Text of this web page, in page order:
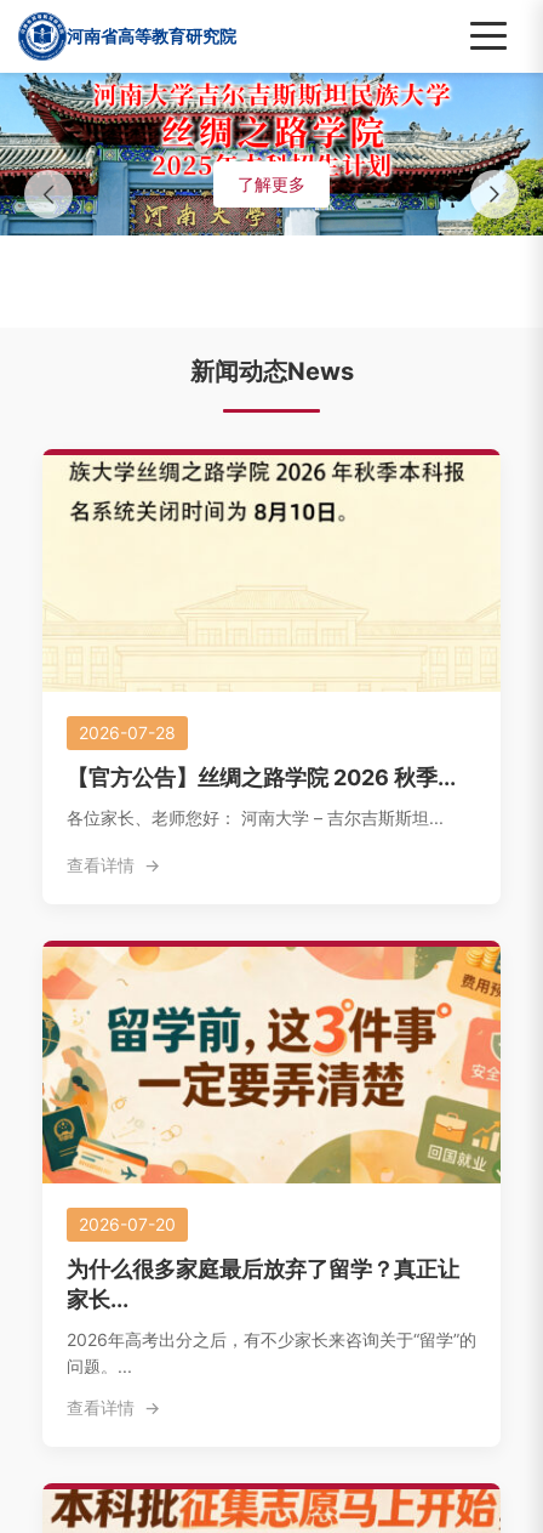
河南省高等教育研究院
了解更多
新闻动态News
2026-07-28
【官方公告】丝绸之路学院 2026 秋季...
各位家长、老师您好： 河南大学 – 吉尔吉斯斯坦...
查看详情
2026-07-20
为什么很多家庭最后放弃了留学？真正让
家长...
2026年高考出分之后，有不少家长来咨询关于“留学”的
问题。...
查看详情